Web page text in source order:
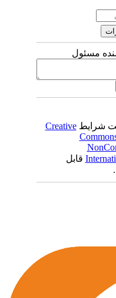
مسئول
شرایطCreative
قابل